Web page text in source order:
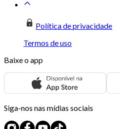
Política de privacidade
Termos de uso
Baixe o app
Siga-nos nas mídias sociais